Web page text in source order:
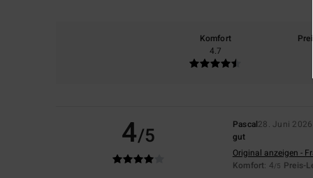
Komfort
4.7
4/5 Pascal28. Juni 2026
gut
Original anzeigen -
Komfort: 4/5 Preis-